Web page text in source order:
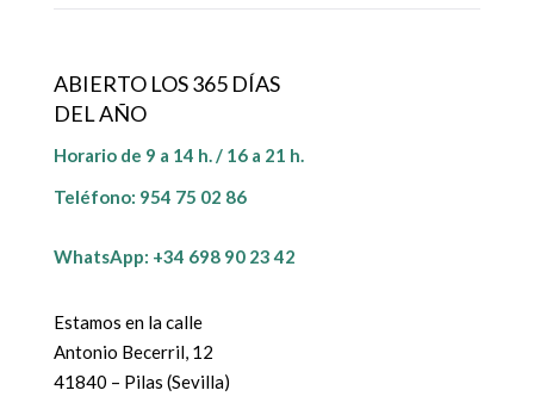
ABIERTO LOS 365 DÍAS
DEL AÑO
Horario de 9 a 14 h. / 16 a 21 h.
Teléfono: 954 75 02 86
WhatsApp: +34 698 90 23 42
Estamos en la calle
Antonio Becerril, 12
41840 – Pilas (Sevilla)